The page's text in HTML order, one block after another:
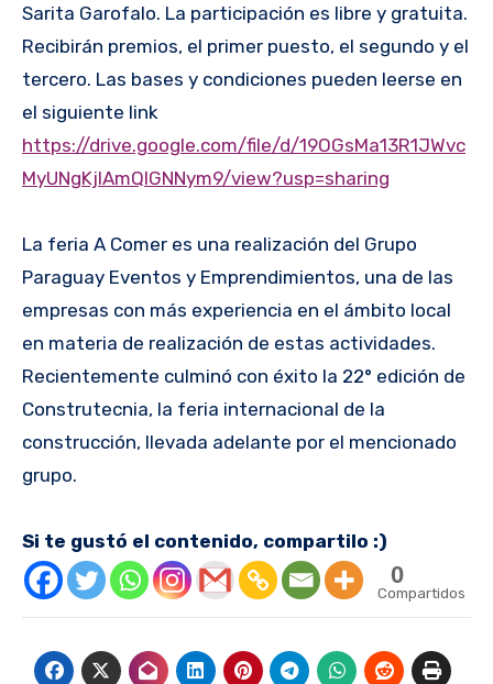
Sarita Garofalo. La participación es libre y gratuita.
Recibirán premios, el primer puesto, el segundo y el
tercero. Las bases y condiciones pueden leerse en
el siguiente link
https://drive.google.com/file/d/19OGsMa13R1JWvc
MyUNgKjlAmQlGNNym9/view?usp=sharing
La feria A Comer es una realización del Grupo
Paraguay Eventos y Emprendimientos, una de las
empresas con más experiencia en el ámbito local
en materia de realización de estas actividades.
Recientemente culminó con éxito la 22° edición de
Construtecnia, la feria internacional de la
construcción, llevada adelante por el mencionado
grupo.
Si te gustó el contenido, compartilo :)
0
Compartidos